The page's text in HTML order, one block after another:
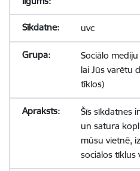
uvc
Sociālo
lai Jūs varētu
tīklos)
Šīs sīkdatnes
un satura
mūsu vietnē,
sociālos tīklus